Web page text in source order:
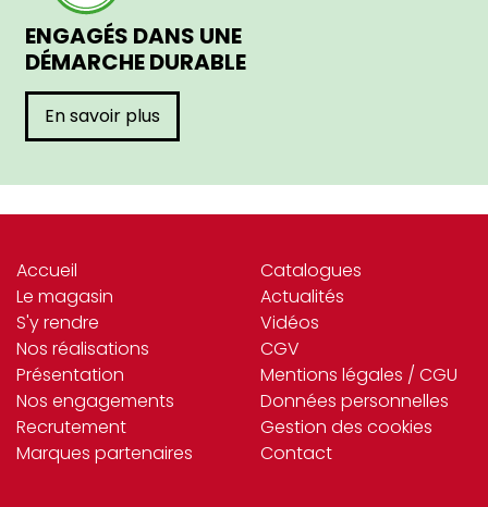
ENGAGÉS DANS UNE
DÉMARCHE DURABLE
En savoir plus
Accueil
Le magasin
S'y rendre
Nos réalisations
Présentation
Nos engagements
Recrutement
Marques partenaires
Catalogues
Actualités
Vidéos
CGV
Mentions légales / CGU
Données personnelles
Gestion des cookies
Contact